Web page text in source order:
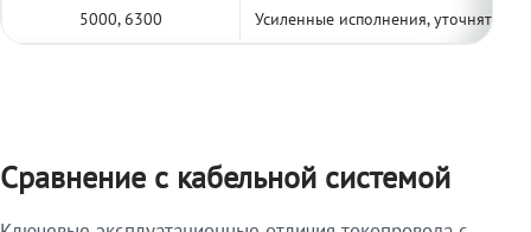
5000, 6300 Усиленные исполнения, уточнять по
Сравнение с кабельной системой